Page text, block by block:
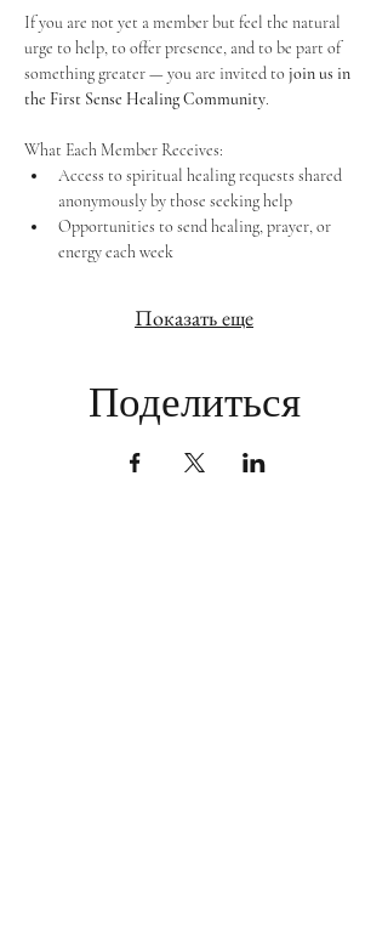
If you are not yet a member but feel the natural
urge to help, to offer presence, and to be part of
something greater — you are invited to join us in
the First Sense Healing Community.
What Each Member Receives:
Access to spiritual healing requests shared
anonymously by those seeking help
Opportunities to send healing, prayer, or
energy each week
Показать еще
Поделиться